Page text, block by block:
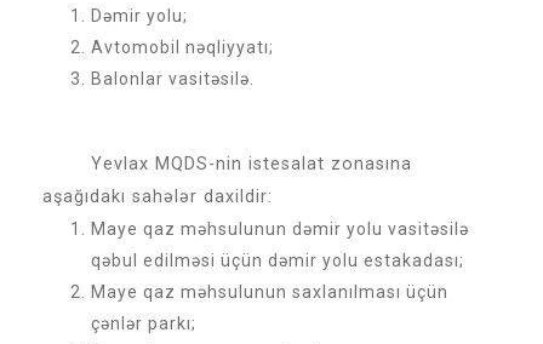
Dəmir yolu;
Avtomobil nəqliyyatı;
Balonlar vasitəsilə.
Yevlax MQDS-nin istesalat zonasına
aşağıdakı sahələr daxildir:
Maye qaz məhsulunun dəmir yolu vasitəsilə
qəbul edilməsi üçün dəmir yolu estakadası;
Maye qaz məhsulunun saxlanılması üçün
çənlər parkı;